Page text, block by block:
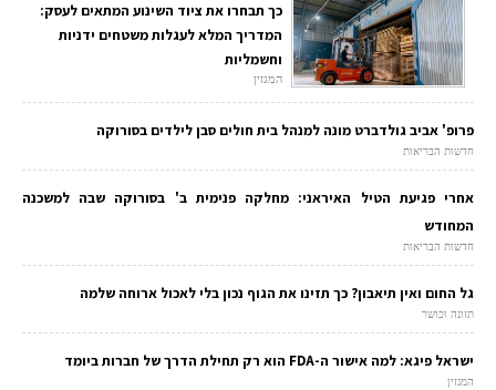
כך תבחרו את ציוד השינוע המתאים לעסק:
המדריך המלא לעגלות משטחים ידניות
וחשמליות
המגזין
פרופ' אביב גולדברט מונה למנהל בית חולים סבן לילדים בסורוקה
חדשות הבריאות
אחרי פגיעת הטיל האיראני: מחלקה פנימית ב' בסורוקה שבה למשכנה
המחודש
חדשות הבריאות
גל החום ואין תיאבון? כך תזינו את הגוף נכון בלי לאכול ארוחה שלמה
תזונה וכושר
ישראל פיגא: למה אישור ה-FDA הוא רק תחילת הדרך של חברות ביומד
המגזין